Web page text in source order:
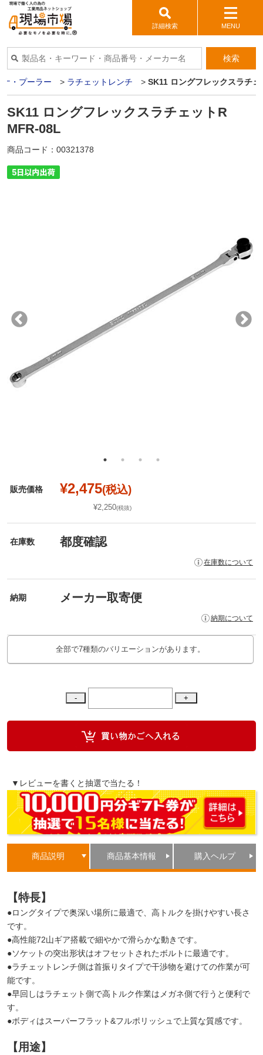
詳細検索 MENU
検索
・プーラー > ラチェットレンチ > SK11 ロングフレックスラチ
SK11 ロングフレックスラチェットR
MFR-08L
商品コード： 00321378
販売価格 ¥2,475(税込)
¥2,250(税抜)
在庫数 都度確認
在庫数について
納期 メーカー取寄便
納期について
全部で7種類のバリエーションがあります。
▼レビューを書くと抽選で当たる！
商品説明 商品基本情報 購入ヘルプ
【特長】
●ロングタイプで奥深い場所に最適で、高トルクを掛けやすい長さ
です。
●高性能72山ギア搭載で細やかで滑らかな動きです。
●ソケットの突出形状はオフセットされたボルトに最適です。
●ラチェットレンチ側は首振りタイプで干渉物を避けての作業が可
能です。
●早回しはラチェット側で高トルク作業はメガネ側で行うと便利で
す。
●ボディはスーパーフラット&フルポリッシュで上質な質感です。
【用途】